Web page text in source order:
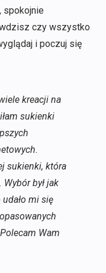
spokojnie
czy wszystko
i poczuj się
kreacji na
sukienki
sukienki, która
był jak
mi się
Wam